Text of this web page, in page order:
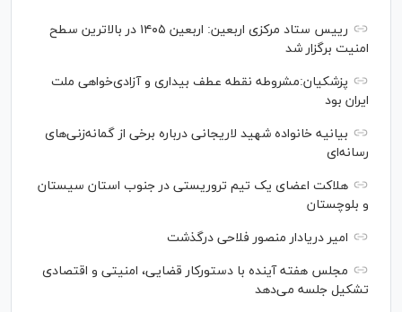
رییس ستاد مرکزی اربعین: اربعین ۱۴۰۵ در بالاترین سطح
امنیت برگزار شد
پزشکیان:مشروطه نقطه عطف بیداری و آزادی‌خواهی ملت
ایران بود
بیانیه خانواده شهید لاریجانی درباره برخی از گمانه‌زنی‌های
رسانه‌ای
هلاکت اعضای یک تیم تروریستی در جنوب استان سیستان
و بلوچستان
امیر دریادار منصور فلاحی درگذشت
مجلس هفته آینده با دستورکار قضایی، امنیتی و اقتصادی
تشکیل جلسه می‌دهد